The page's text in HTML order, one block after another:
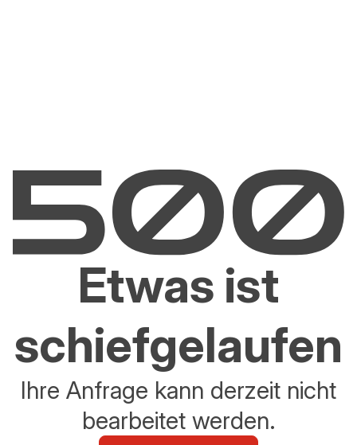
Etwas ist
schiefgelaufen
Ihre Anfrage kann derzeit nicht
bearbeitet werden.